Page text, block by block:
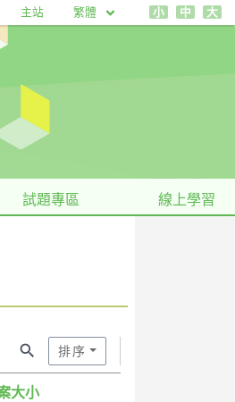
主站 繁體 小 中 大
試題專區 線上學習
搜尋
排序
大小